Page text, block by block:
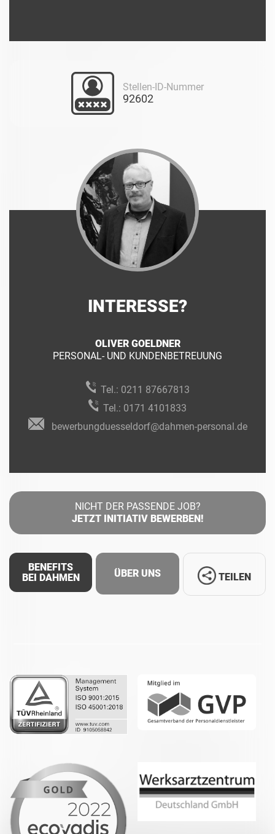
Stellen-ID-Nummer
92602
INTERESSE?
OLIVER GOELDNER
PERSONAL- UND KUNDENBETREUUNG
Tel.: 0211 87667813
Tel.: 0171 4101833
bewerbungduesseldorf@dahmen-personal.de
NICHT DER PASSENDE JOB?
JETZT INITIATIV BEWERBEN!
BENEFITS
BEI DAHMEN
ÜBER UNS
Whatsapp
TEILEN